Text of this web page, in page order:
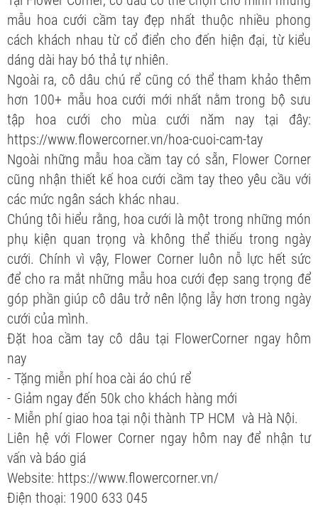
mẫu hoa cưới cầm tay đẹp nhất thuộc nhiều phong
cách khách nhau từ cổ điển cho đến hiện đại, từ kiểu
dáng dài hay bó thả tự nhiên.
Ngoài ra, cô dâu chú rể cũng có thể tham khảo thêm
hơn 100+ mẫu hoa cưới mới nhất nằm trong bộ sưu
tập hoa cưới cho mùa cưới năm nay tại đây:
https://www.flowercorner.vn/hoa-cuoi-cam-tay
Ngoài những mẫu hoa cầm tay có sẵn, Flower Corner
cũng nhận thiết kế hoa cưới cầm tay theo yêu cầu với
các mức ngân sách khác nhau.
Chúng tôi hiểu rằng, hoa cưới là một trong những món
phụ kiện quan trọng và không thể thiếu trong ngày
cưới. Chính vì vậy, Flower Corner luôn nỗ lực hết sức
để cho ra mắt những mẫu hoa cưới đẹp sang trọng để
góp phần giúp cô dâu trở nên lộng lẫy hơn trong ngày
cưới của mình.
Đặt hoa cầm tay cô dâu tại FlowerCorner ngay hôm
nay
- Tặng miễn phí hoa cài áo chú rể
- Giảm ngay đến 50k cho khách hàng mới
- Miễn phí giao hoa tại nội thành TP HCM và Hà Nội.
Liên hệ với Flower Corner ngay hôm nay để nhận tư
vấn và báo giá
Website: https://www.flowercorner.vn/
Điện thoại: 1900 633 045